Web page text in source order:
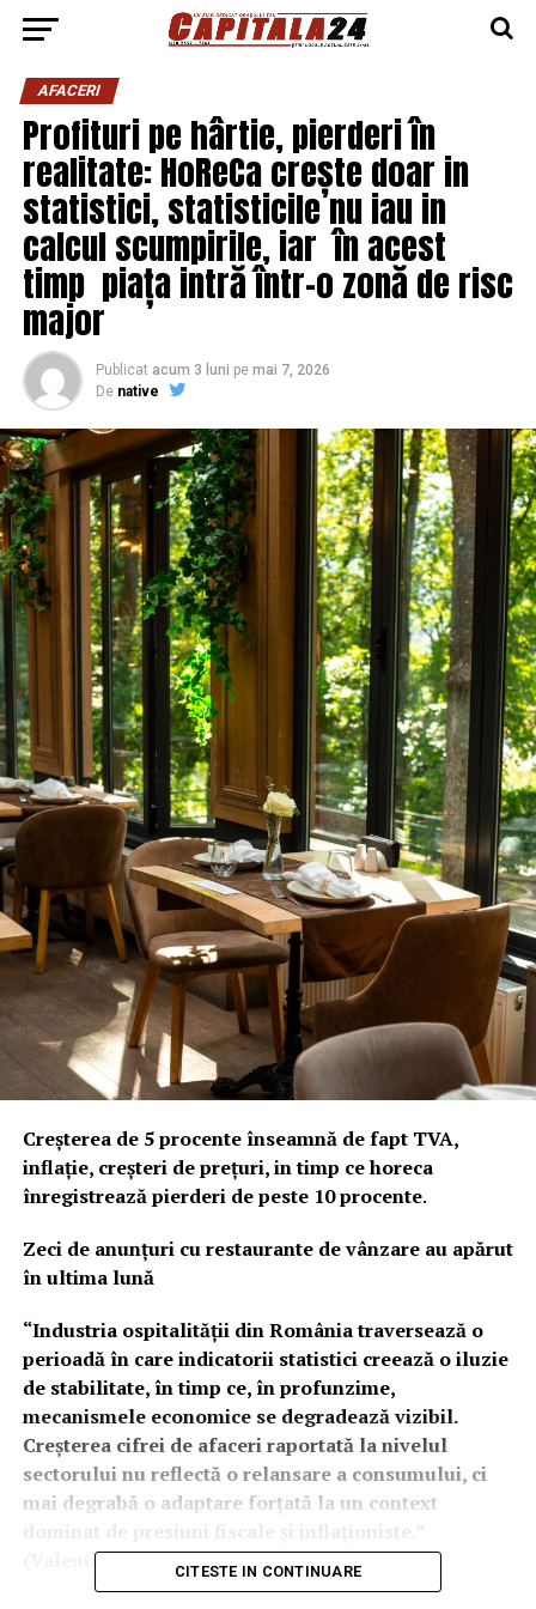
AFACERI
Profituri pe hârtie, pierderi în
realitate: HoReCa crește doar in
statistici, statisticile nu iau in
calcul scumpirile, iar în acest
timp piața intră într-o zonă de risc
major
Publicat acum 3 luni pe mai 7, 2026
De native
Creșterea de 5 procente înseamnă de fapt TVA,
inflație, creșteri de prețuri, in timp ce horeca
înregistrează pierderi de peste 10 procente.
Zeci de anunțuri cu restaurante de vânzare au apărut
în ultima lună
“Industria ospitalității din România traversează o
perioadă în care indicatorii statistici creează o iluzie
de stabilitate, în timp ce, în profunzime,
mecanismele economice se degradează vizibil.
Creșterea cifrei de afaceri raportată la nivelul
sectorului nu reflectă o relansare a consumului, ci
mai degrabă o adaptare forțată la un context
(Valentin Șoneriu, presedinte FPIOR)
CITESTE IN CONTINUARE